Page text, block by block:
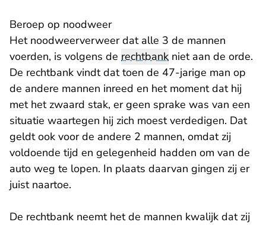
Beroep op noodweer
Het noodweerverweer dat alle 3 de mannen
voerden, is volgens de rechtbank niet aan de orde.
De rechtbank vindt dat toen de 47-jarige man op
de andere mannen inreed en het moment dat hij
met het zwaard stak, er geen sprake was van een
situatie waartegen hij zich moest verdedigen. Dat
geldt ook voor de andere 2 mannen, omdat zij
voldoende tijd en gelegenheid hadden om van de
auto weg te lopen. In plaats daarvan gingen zij er
juist naartoe.
De rechtbank neemt het de mannen kwalijk dat zij